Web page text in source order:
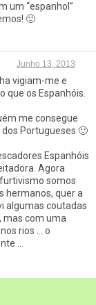
um “espanhol”
🙂
Junho 13, 2013
vigiam-me e
que os Espanhóis.
me consegue
Portugueses 🙂
Espanhóis
Agora
somos
hermanos, quer a
algumas coutadas
mas com uma
rios … o
…